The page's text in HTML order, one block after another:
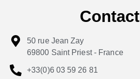
Contact
50 rue Jean Zay
69800 Saint Priest - France
+33(0)6 03 59 26 81